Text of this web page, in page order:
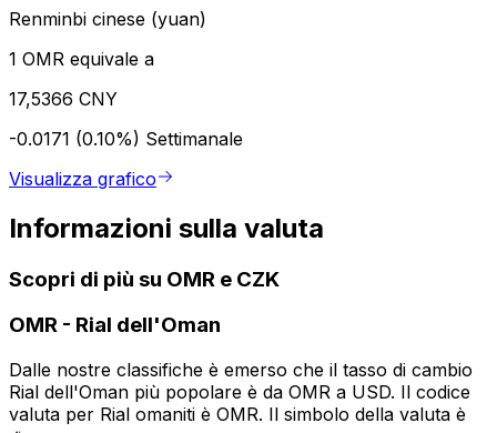
Renminbi cinese (yuan)
1 OMR equivale a
17,5366 CNY
-0.0171 (0.10%) Settimanale
Visualizza grafico
Informazioni sulla valuta
Scopri di più su OMR e CZK
OMR - Rial dell'Oman
Dalle nostre classifiche è emerso che il tasso di cambio
Rial dell'Oman più popolare è da OMR a USD. Il codice
valuta per Rial omaniti è OMR. Il simbolo della valuta è